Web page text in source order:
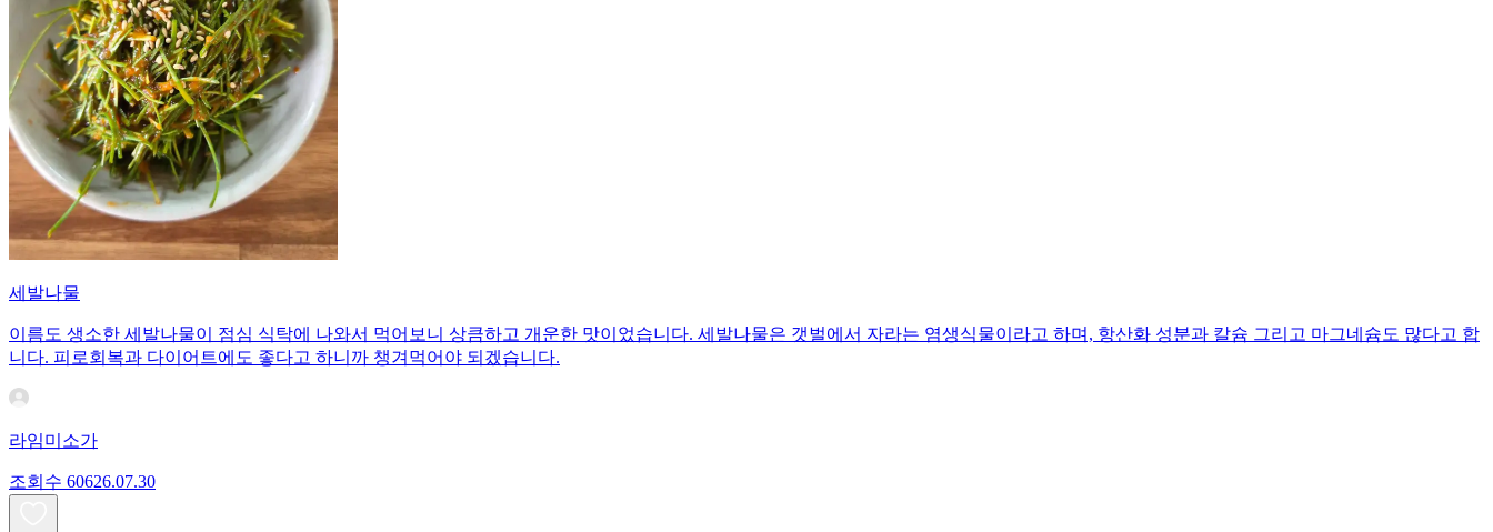
세발나물
이름도 생소한 세발나물이 점심 식탁에 나와서 먹어보니 상큼하고 개운한 맛이었습니다. 세발나물은 갯벌에서 자라는 염생식물이라고 하며, 항산화 성분과 칼슘 그리고 마그네슘도 많다고 합
니다. 피로회복과 다이어트에도 좋다고 하니까 챙겨먹어야 되겠습니다.
라임미소가
조회수 60626.07.30